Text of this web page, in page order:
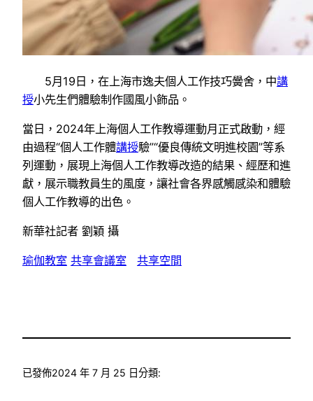
5月19日，在上海市逸夫個人工作技巧黌舍，中講
授小先生們體驗制作國風小飾品。
當日，2024年上海個人工作教導運動月正式啟動，經
由過程“個人工作體講授驗”“優良傳統文明進校園”等系
列運動，展現上海個人工作教導改造的結果、經歷和進
獻，展示職教員生的風度，讓社會各界感觸感染和體驗
個人工作教導的出色。
新華社記者 劉穎 攝
瑜伽教室 共享會議室 共享空間
已發佈2024 年 7 月 25 日分類: